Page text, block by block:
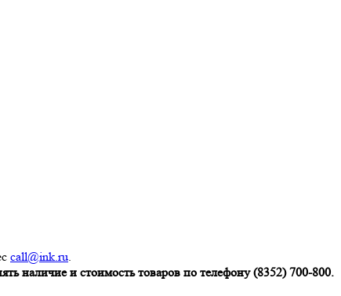
call@ink.ru.
наличие и стоимость товаров по телефону (8352) 700-800.